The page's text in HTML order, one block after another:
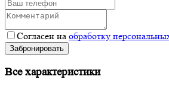
Согласен на обработку
Забронировать
Все характеристики